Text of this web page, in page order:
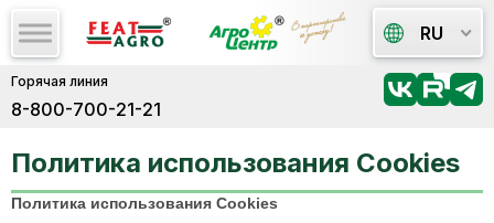
RU
Горячая линия
8-800-700-21-21
Политика использования Cookies
Политика использования Cookies